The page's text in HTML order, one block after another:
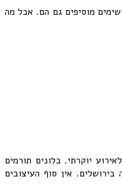
מוסיפים גם הם. אבל מה
יוקרתי. בלונים תורמים
אין סוף העיצובים